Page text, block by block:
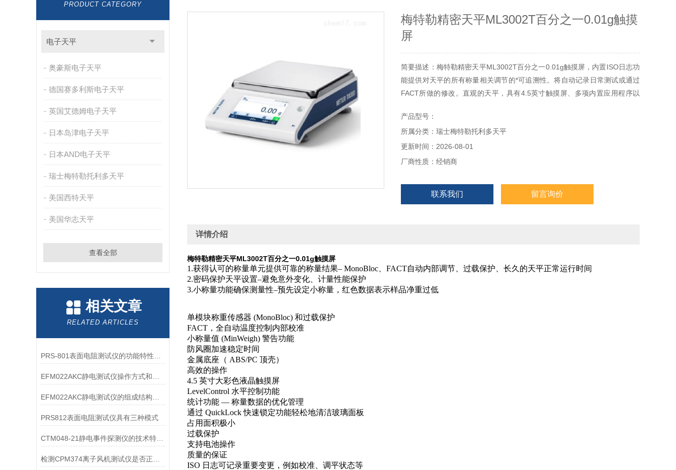
PRODUCT CATEGORY
电子天平
奥豪斯电子天平
德国赛多利斯电子天平
英国艾德姆电子天平
日本岛津电子天平
日本AND电子天平
瑞士梅特勒托利多天平
美国西特天平
美国华志天平
查看全部
相关文章
RELATED ARTICLES
PRS812表面电阻测试仪具有三种模式
CTM048-21静电事件探测仪的技术特点解读
梅特勒精密天平ML3002T百分之一0.01g触摸
屏
简要描述：梅特勒精密天平ML3002T百分之一0.01g触摸屏，内置ISO日志功
能提供对天平的所有称量相关调节的*可追溯性。将自动记录日常测试或通过
FACT所做的修改。直观的天平，具有4.5英寸触摸屏、多项内置应用程序以
产品型号：
所属分类：瑞士梅特勒托利多天平
更新时间：2026-08-01
厂商性质：经销商
联系我们 留言询价
详情介绍
梅特勒精密天平ML3002T百分之一0.01g触摸屏
1.获得认可的称量单元提供可靠的称量结果– MonoBloc、FACT自动内部调节、过载保护、长久的天平正常运行时间
2.密码保护天平设置–避免意外变化、计量性能保护
3.小称量功能确保测量性–预先设定小称量，红色数据表示样品净重过低
单模块称重传感器 (MonoBloc) 和过载保护
FACT，全自动温度控制内部校准
小称量值 (MinWeigh) 警告功能
防风圈加速稳定时间
金属底座（ ABS/PC 顶壳）
高效的操作
4.5 英寸大彩色液晶触摸屏
LevelControl 水平控制功能
统计功能 — 称量数据的优化管理
通过 QuickLock 快速锁定功能轻松地清洁玻璃面板
占用面积极小
过载保护
支持电池操作
质量的保证
ISO 日志可记录重要变更，例如校准、调平状态等